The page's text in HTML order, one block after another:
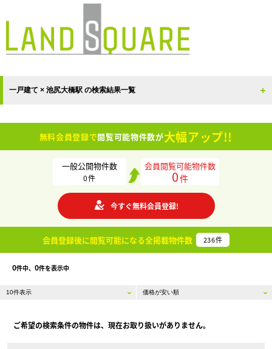
一戸建て × 池尻大橋駅 の検索結果一覧
無料会員登録で閲覧可能物件数が大幅アップ!!
一般公開物件数
0件
会員閲覧可能物件数
0件
今すぐ無料会員登録!
会員登録後に閲覧可能になる全掲載物件数 236件
0件中、 0件を表示中
ご希望の検索条件の物件は、現在お取り扱いがありません。